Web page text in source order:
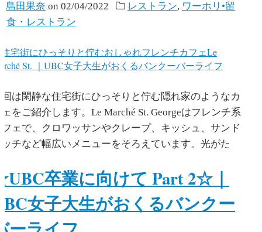
島田果奈 on 02/04/2022 レストラン, ワーホリ•留
食・レストラン
は閑静な住宅街にひっそりと佇む隠れ家のようなカ
をご紹介します。Le Marché St. Georgeはフレンチ系
ェで、クロワッサンやクレープ、キッシュ、サンド
チなど幅広いメニューをそろえています。光がた
卒業に向けて Part 2☆｜
女子大生がおくるバンクー